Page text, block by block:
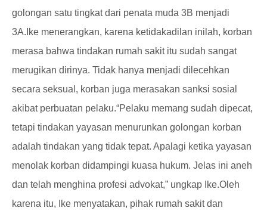
golongan satu tingkat dari penata muda 3B menjadi
3A. Ike menerangkan, karena ketidakadilan inilah, korban
merasa bahwa tindakan rumah sakit itu sudah sangat
merugikan dirinya. Tidak hanya menjadi dilecehkan
secara seksual, korban juga merasakan sanksi sosial
akibat perbuatan pelaku.“Pelaku memang sudah dipecat,
tetapi tindakan yayasan menurunkan golongan korban
adalah tindakan yang tidak tepat. Apalagi ketika yayasan
menolak korban didampingi kuasa hukum. Jelas ini aneh
dan telah menghina profesi advokat,” ungkap Ike.Oleh
karena itu, Ike menyatakan, pihak rumah sakit dan